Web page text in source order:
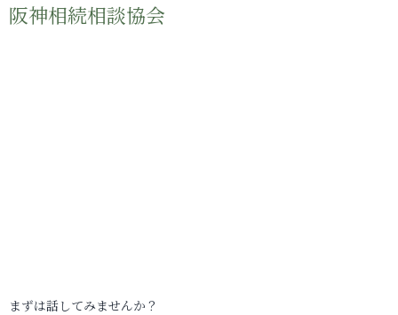
阪神相続相談協会
まずは話してみませんか？